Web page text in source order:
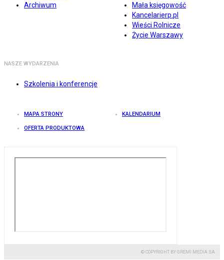
Archiwum
Mała księgowość
Kancelarierp.pl
Wieści Rolnicze
Życie Warszawy
NASZE WYDARZENIA
Szkolenia i konferencje
MAPA STRONY KALENDARIUM
OFERTA PRODUKTOWA
© COPYRIGHT BY GREMI MEDIA SA